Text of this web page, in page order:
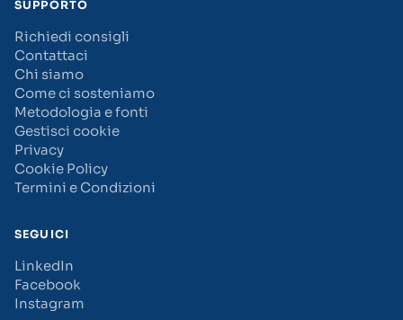
SUPPORTO
Richiedi consigli
Contattaci
Chi siamo
Come ci sosteniamo
Metodologia e fonti
Gestisci cookie
Privacy
Cookie Policy
Termini e Condizioni
SEGUICI
LinkedIn
Facebook
Instagram